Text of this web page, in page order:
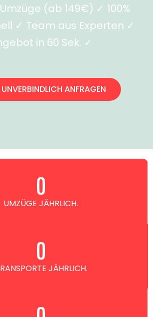
(ab 149€) ✓ 100%
✓ Team aus Experten ✓
in 60 Sek. ✓
ANFRAGEN
UMZÜGE JÄHRLICH.
0
JÄHRLICH.
0